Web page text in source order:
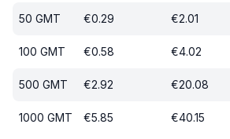
50 GMT €0.29 €2.01
100 GMT €0.58 €4.02
500 GMT €2.92 €20.08
1000 GMT €5.85 €40.15